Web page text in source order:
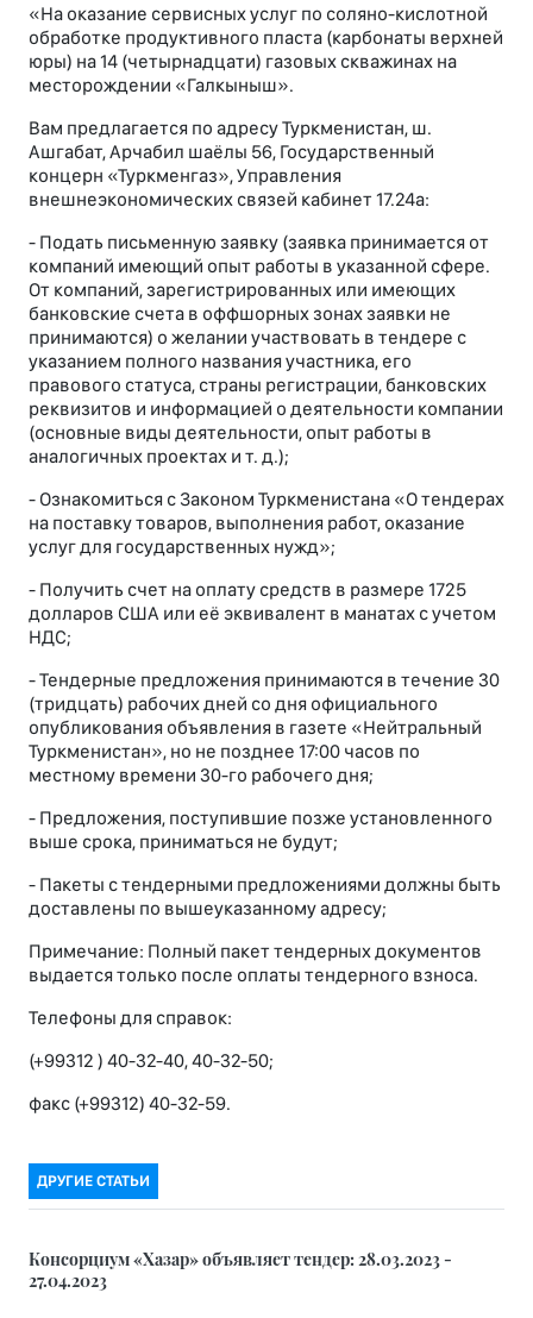
«На оказание сервисных услуг по соляно-кислотной
обработке продуктивного пласта (карбонаты верхней
юры) на 14 (четырнадцати) газовых скважинах на
месторождении «Галкыныш».
Вам предлагается по адресу Туркменистан, ш.
Ашгабат, Арчабил шаёлы 56, Государственный
концерн «Туркменгаз», Управления
внешнеэкономических связей кабинет 17.24а:
- Подать письменную заявку (заявка принимается от
компаний имеющий опыт работы в указанной сфере.
От компаний, зарегистрированных или имеющих
банковские счета в оффшорных зонах заявки не
принимаются) о желании участвовать в тендере с
указанием полного названия участника, его
правового статуса, страны регистрации, банковских
реквизитов и информацией о деятельности компании
(основные виды деятельности, опыт работы в
аналогичных проектах и т. д.);
- Ознакомиться с Законом Туркменистана «О тендерах
на поставку товаров, выполнения работ, оказание
услуг для государственных нужд»;
- Получить счет на оплату средств в размере 1725
долларов США или её эквивалент в манатах с учетом
НДС;
- Тендерные предложения принимаются в течение 30
(тридцать) рабочих дней со дня официального
опубликования объявления в газете «Нейтральный
Туркменистан», но не позднее 17:00 часов по
местному времени 30-го рабочего дня;
- Предложения, поступившие позже установленного
выше срока, приниматься не будут;
- Пакеты с тендерными предложениями должны быть
доставлены по вышеуказанному адресу;
Примечание: Полный пакет тендерных документов
выдается только после оплаты тендерного взноса.
Телефоны для справок:
(+99312 ) 40-32-40, 40-32-50;
факс (+99312) 40-32-59.
ДРУГИЕ СТАТЬИ
Консорциум «Хазар» объявляет тендер: 28.03.2023 -
27.04.2023